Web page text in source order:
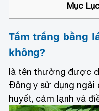
Mục
Tắm trắng bằng
không?
là tên thường được
Đông y sử dụng ngải
huyết, cảm lạnh và